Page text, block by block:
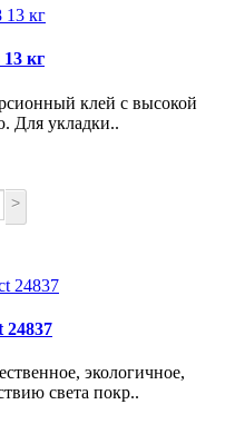
кг
клей с высокой
Для укладки..
>
экологичное,
света покр..